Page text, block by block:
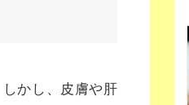
かし、皮膚や肝